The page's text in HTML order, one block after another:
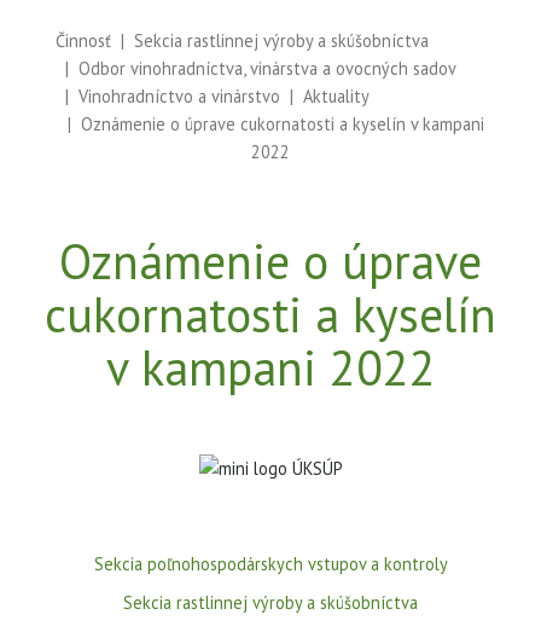
Činnosť
Sekcia rastlinnej výroby a skúšobníctva
Odbor vinohradníctva, vinárstva a ovocných sadov
Vinohradníctvo a vinárstvo
Aktuality
Oznámenie o úprave cukornatosti a kyselín v kampani
2022
Oznámenie o úprave
cukornatosti a kyselín
v kampani 2022
Sekcia poľnohospodárskych vstupov a kontroly
Sekcia rastlinnej výroby a skúšobníctva